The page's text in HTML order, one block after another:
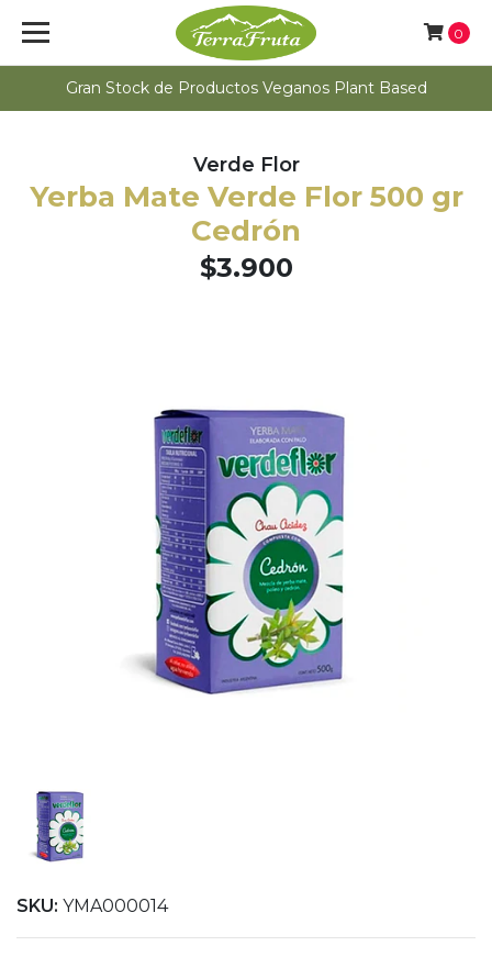
Gran Stock de Productos Veganos Plant Based
0
Verde Flor
Yerba Mate Verde Flor 500 gr
Cedrón
$3.900
SKU: YMA000014